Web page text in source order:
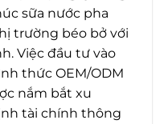
sữa nước pha
trường béo bở với
Việc đầu tư vào
thức OEM/ODM
nắm bắt xu
tài chính thông